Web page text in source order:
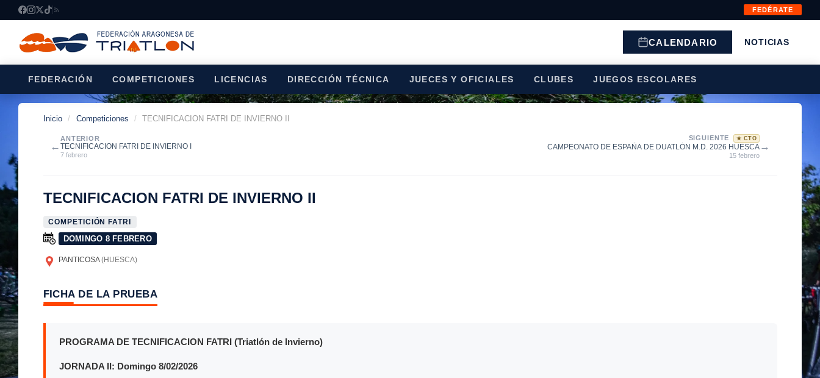
FEDÉRATE
CALENDARIO NOTICIAS
FEDERACIÓN COMPETICIONES LICENCIAS DIRECCIÓN TÉCNICA JUECES Y OFICIALES CLUBES JUEGOS ESCOLARES
Inicio / Competiciones / TECNIFICACION FATRI DE INVIERNO II
←
ANTERIOR
TECNIFICACION FATRI DE INVIERNO I
7 febrero
SIGUIENTE ★ CTO
CAMPEONATO DE ESPAÑA DE DUATLÓN M.D. 2026 HUESCA
15 febrero
→
TECNIFICACION FATRI DE INVIERNO II
COMPETICIÓN FATRI
DOMINGO 8 FEBRERO
PANTICOSA(HUESCA)
FICHA DE LA PRUEBA
PROGRAMA DE TECNIFICACION FATRI (Triatlón de Invierno)
JORNADA II: Domingo 8/02/2026